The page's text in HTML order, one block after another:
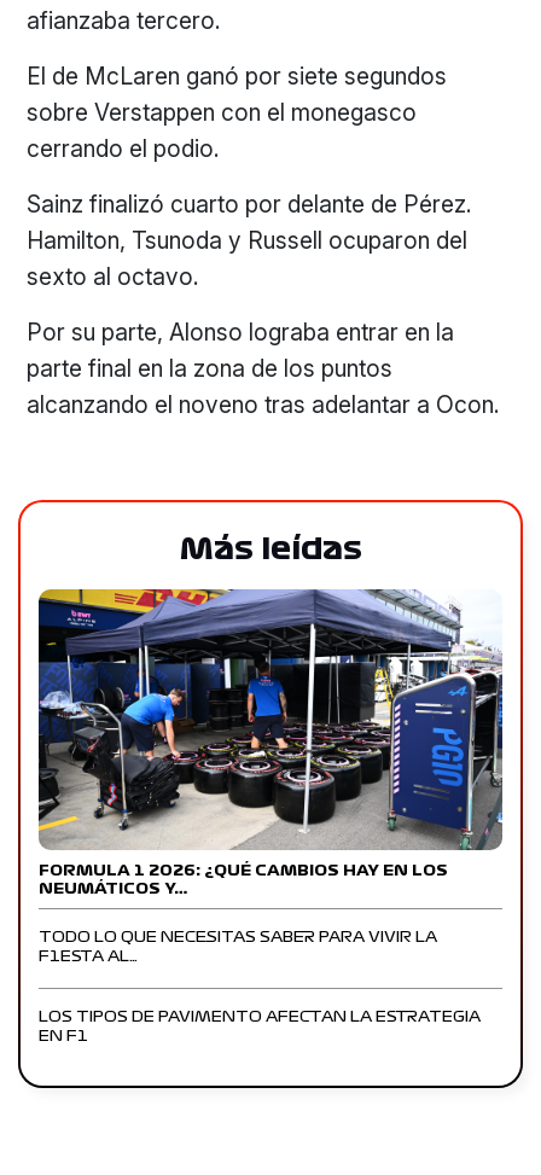
afianzaba tercero.
El de McLaren ganó por siete segundos
sobre Verstappen con el monegasco
cerrando el podio.
Sainz finalizó cuarto por delante de Pérez.
Hamilton, Tsunoda y Russell ocuparon del
sexto al octavo.
Por su parte, Alonso lograba entrar en la
parte final en la zona de los puntos
alcanzando el noveno tras adelantar a Ocon.
Más leídas
FORMULA 1 2026: ¿QUÉ CAMBIOS HAY EN LOS
NEUMÁTICOS Y…
TODO LO QUE NECESITAS SABER PARA VIVIR LA
F1ESTA AL…
LOS TIPOS DE PAVIMENTO AFECTAN LA ESTRATEGIA
EN F1